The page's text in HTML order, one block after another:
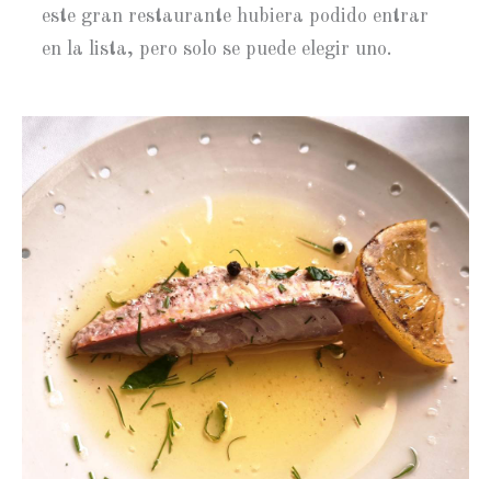
este gran restaurante hubiera podido entrar
en la lista, pero solo se puede elegir uno.